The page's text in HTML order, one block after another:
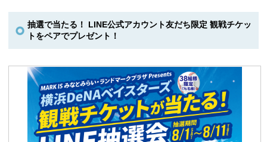
抽選で当たる！ LINE公式アカウント友だち限定 観戦チケッ
トをペアでプレゼント！